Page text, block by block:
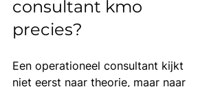
consultant kmo
precies?
Een operationeel consultant kijkt
niet eerst naar theorie, maar naar